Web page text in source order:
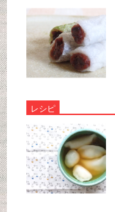
レシピ